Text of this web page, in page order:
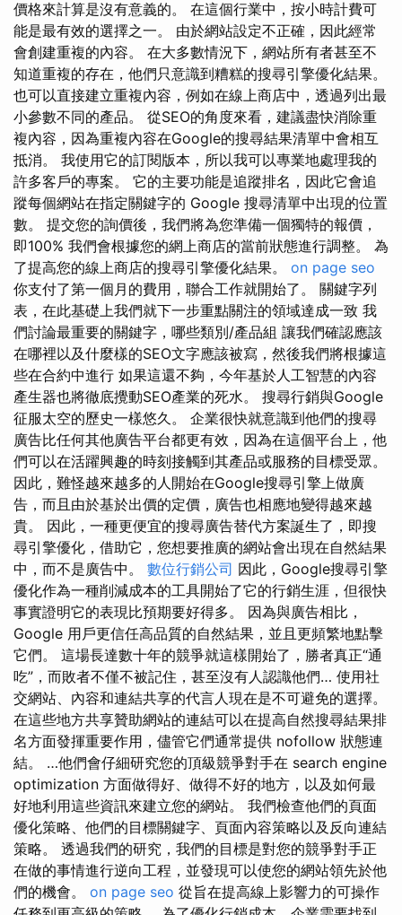
價格來計算是沒有意義的。 在這個行業中，按小時計費可
能是最有效的選擇之一。 由於網站設定不正確，因此經常
會創建重複的內容。 在大多數情況下，網站所有者甚至不
知道重複的存在，他們只意識到糟糕的搜尋引擎優化結果。
也可以直接建立重複內容，例如在線上商店中，透過列出最
小參數不同的產品。 從SEO的角度來看，建議盡快消除重
複內容，因為重複內容在Google的搜尋結果清單中會相互
抵消。 我使用它的訂閱版本，所以我可以專業地處理我的
許多客戶的專案。 它的主要功能是追蹤排名，因此它會追
蹤每個網站在指定關鍵字的 Google 搜尋清單中出現的位置
數。 提交您的詢價後，我們將為您準備一個獨特的報價，
即100% 我們會根據您的網上商店的當前狀態進行調整。 為
了提高您的線上商店的搜尋引擎優化結果。 on page seo
你支付了第一個月的費用，聯合工作就開始了。 關鍵字列
表，在此基礎上我們就下一步重點關注的領域達成一致 我
們討論最重要的關鍵字，哪些類別/產品組 讓我們確認應該
在哪裡以及什麼樣的SEO文字應該被寫，然後我們將根據這
些在合約中進行 如果這還不夠，今年基於人工智慧的內容
產生器也將徹底攪動SEO產業的死水。 搜尋行銷與Google
征服太空的歷史一樣悠久。 企業很快就意識到他們的搜尋
廣告比任何其他廣告平台都更有效，因為在這個平台上，他
們可以在活躍興趣的時刻接觸到其產品或服務的目標受眾。
因此，難怪越來越多的人開始在Google搜尋引擎上做廣
告，而且由於基於出價的定價，廣告也相應地變得越來越
貴。 因此，一種更便宜的搜尋廣告替代方案誕生了，即搜
尋引擎優化，借助它，您想要推廣的網站會出現在自然結果
中，而不是廣告中。 數位行銷公司 因此，Google搜尋引擎
優化作為一種削減成本的工具開始了它的行銷生涯，但很快
事實證明它的表現比預期要好得多。 因為與廣告相比，
Google 用戶更信任高品質的自然結果，並且更頻繁地點擊
它們。 這場長達數十年的競爭就這樣開始了，勝者真正“通
吃”，而敗者不僅不被記住，甚至沒有人認識他們… 使用社
交網站、內容和連結共享的代言人現在是不可避免的選擇。
在這些地方共享贊助網站的連結可以在提高自然搜尋結果排
名方面發揮重要作用，儘管它們通常提供 nofollow 狀態連
結。 …他們會仔細研究您的頂級競爭對手在 search engine
optimization 方面做得好、做得不好的地方，以及如何最
好地利用這些資訊來建立您的網站。 我們檢查他們的頁面
優化策略、他們的目標關鍵字、頁面內容策略以及反向連結
策略。 透過我們的研究，我們的目標是對您的競爭對手正
在做的事情進行逆向工程，並發現可以使您的網站領先於他
們的機會。 on page seo 從旨在提高線上影響力的可操作